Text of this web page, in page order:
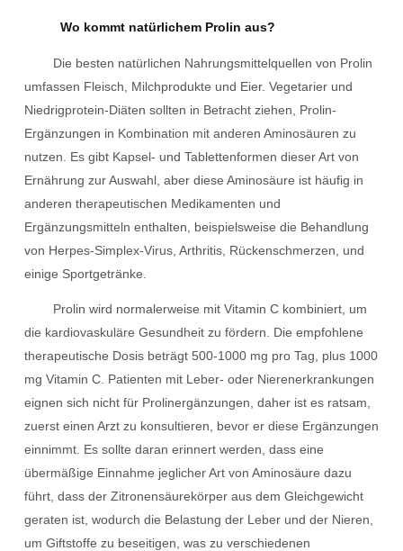
Wo kommt natürlichem Prolin aus?
Die besten natürlichen Nahrungsmittelquellen von Prolin
umfassen Fleisch, Milchprodukte und Eier. Vegetarier und
Niedrigprotein-Diäten sollten in Betracht ziehen, Prolin-
Ergänzungen in Kombination mit anderen Aminosäuren zu
nutzen. Es gibt Kapsel- und Tablettenformen dieser Art von
Ernährung zur Auswahl, aber diese Aminosäure ist häufig in
anderen therapeutischen Medikamenten und
Ergänzungsmitteln enthalten, beispielsweise die Behandlung
von Herpes-Simplex-Virus, Arthritis, Rückenschmerzen, und
einige Sportgetränke.
Prolin wird normalerweise mit Vitamin C kombiniert, um
die kardiovaskuläre Gesundheit zu fördern. Die empfohlene
therapeutische Dosis beträgt 500-1000 mg pro Tag, plus 1000
mg Vitamin C. Patienten mit Leber- oder Nierenerkrankungen
eignen sich nicht für Prolinergänzungen, daher ist es ratsam,
zuerst einen Arzt zu konsultieren, bevor er diese Ergänzungen
einnimmt. Es sollte daran erinnert werden, dass eine
übermäßige Einnahme jeglicher Art von Aminosäure dazu
führt, dass der Zitronensäurekörper aus dem Gleichgewicht
geraten ist, wodurch die Belastung der Leber und der Nieren,
um Giftstoffe zu beseitigen, was zu verschiedenen